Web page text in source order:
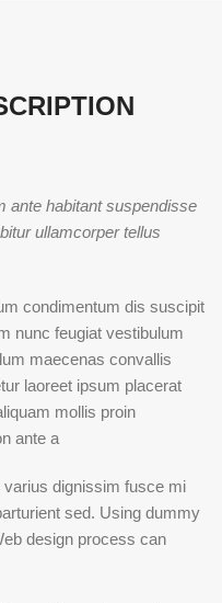
ante habitant suspendisse
ullamcorper tellus
condimentum dis suscipit
nunc feugiat vestibulum
maecenas convallis
laoreet ipsum placerat
mollis proin
ante a.
dignissim fusce mi
sed. Using dummy
design process can